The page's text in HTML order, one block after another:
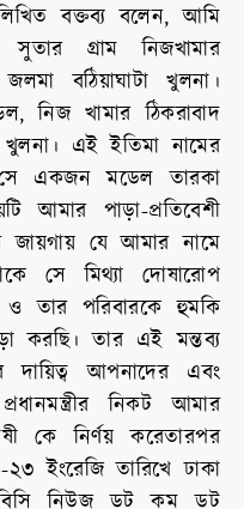
বক্তব্য বলেন, আমি
গ্রাম নিজখামার
বঠিয়াঘাটা খুলনা।
নিজ খামার ঠিকরাবাদ
খুলনা। এই ইতিমা নামের
সে একজন মডেল তারকা
আমার পাড়া-প্রতিবেশী
জায়গায় যে আমার নামে
সে মিথ্যা দোষারোপ
তার পরিবারকে হুমকি
করছি। তার এই মন্তব্য
আপনাদের এবং
নিকট আমার
কে নির্ণয় করেতারপর
ইংরেজি তারিখে ঢাকা
নিউজ ডট কম ডট